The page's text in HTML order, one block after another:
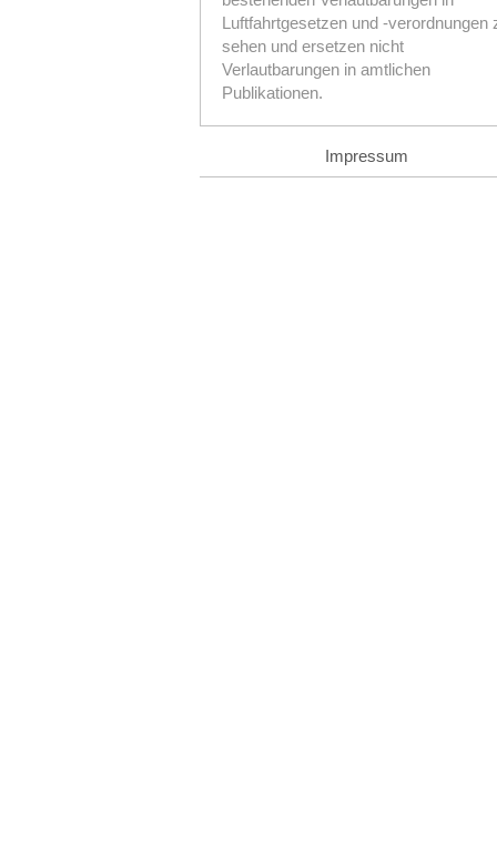
Luftfahrtgesetzen und -verordnungen
sehen und ersetzen nicht
Verlautbarungen in amtlichen
Publikationen.
Impressum